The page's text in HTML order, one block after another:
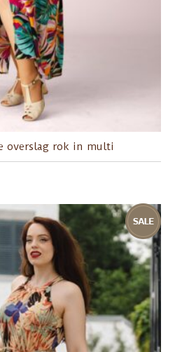
overslag rok in multi